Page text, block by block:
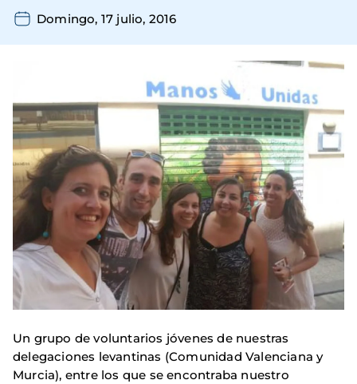
Domingo, 17 julio, 2016
Un grupo de voluntarios jóvenes de nuestras
delegaciones levantinas (Comunidad Valenciana y
Murcia), entre los que se encontraba nuestro